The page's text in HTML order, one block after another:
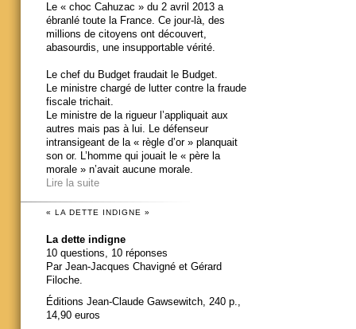
Le « choc Cahuzac » du 2 avril 2013 a
ébranlé toute la France. Ce jour-là, des
millions de citoyens ont découvert,
abasourdis, une insupportable vérité.
Le chef du Budget fraudait le Budget.
Le ministre chargé de lutter contre la fraude
fiscale trichait.
Le ministre de la rigueur l’appliquait aux
autres mais pas à lui. Le défenseur
intransigeant de la « règle d’or » planquait
son or. L’homme qui jouait le « père la
morale » n’avait aucune morale.
Lire la suite
« LA DETTE INDIGNE »
La dette indigne
10 questions, 10 réponses
Par Jean-Jacques Chavigné et Gérard
Filoche.
Éditions Jean-Claude Gawsewitch, 240 p.,
14,90 euros